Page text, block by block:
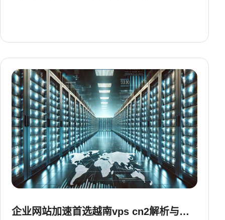
企业网站加速首选越南vps cn2解析与部